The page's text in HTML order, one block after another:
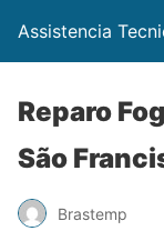
Assistencia
Reparo
São
Brastemp